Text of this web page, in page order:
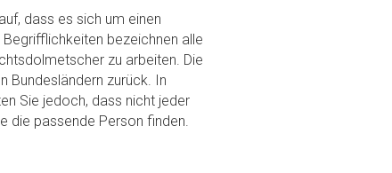
dass es sich um einen
Begrifflichkeiten bezeichnen alle
zu arbeiten. Die
Bundesländern zurück. In
Sie jedoch, dass nicht jeder
die passende Person finden.